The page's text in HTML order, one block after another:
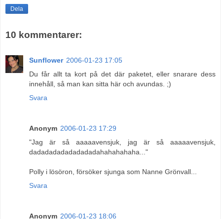
Dela
10 kommentarer:
Sunflower 2006-01-23 17:05
Du får allt ta kort på det där paketet, eller snarare dess
innehåll, så man kan sitta här och avundas. ;)
Svara
Anonym 2006-01-23 17:29
"Jag är så aaaaavensjuk, jag är så aaaaavensjuk,
dadadadadadadadadahahahahaha..."
Polly i lösöron, försöker sjunga som Nanne Grönvall...
Svara
Anonym 2006-01-23 18:06